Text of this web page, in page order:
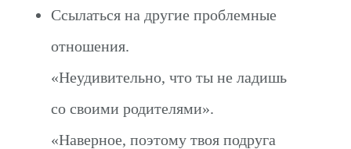
Ссылаться на другие проблемные
отношения.
«Неудивительно, что ты не ладишь
со своими родителями».
«Наверное, поэтому твоя подруга